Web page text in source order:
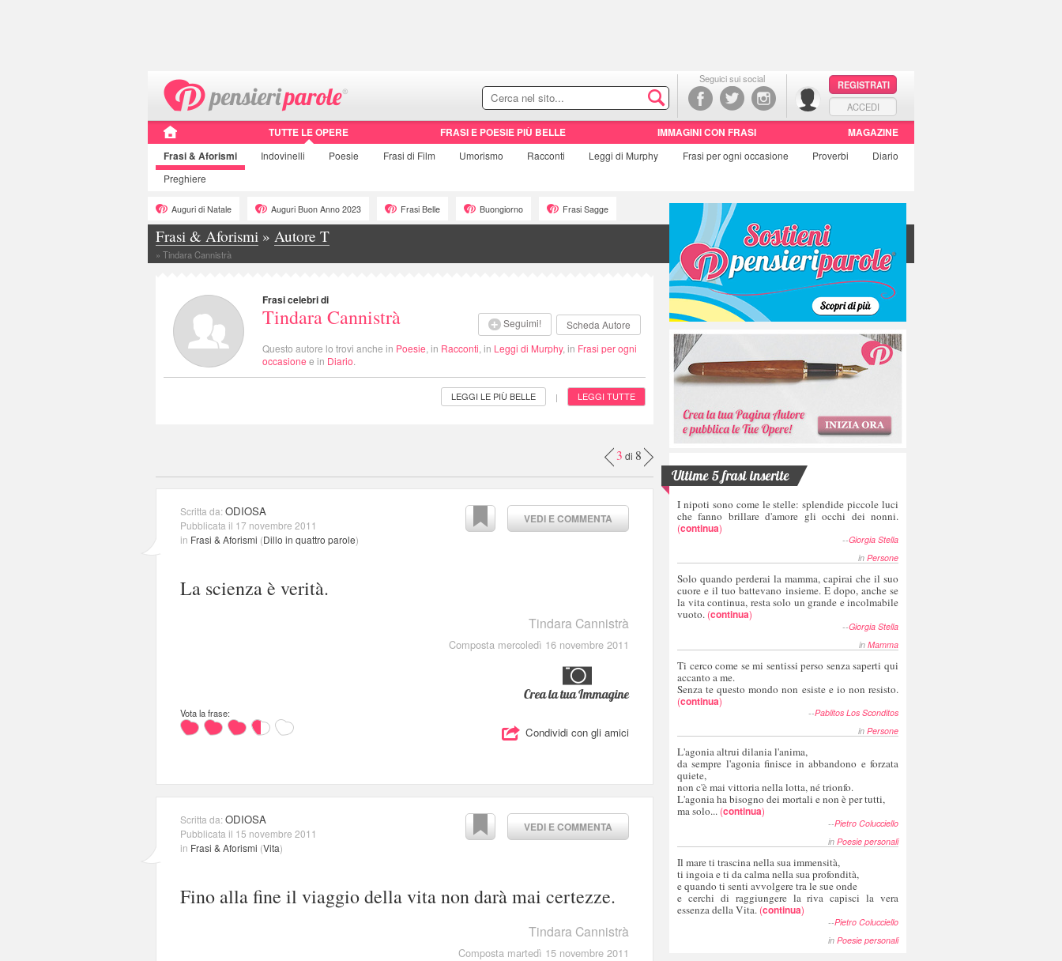
Seguici sui social
REGISTRATI
ACCEDI
TUTTE LE OPERE FRASI E POESIE PIÙ BELLE IMMAGINI CON FRASI
MAGAZINE
Frasi& Aforismi Indovinelli Poesie Frasi di Film Umorismo Racconti Leggi di Murphy Frasi per ogni occasione Proverbi
Diario
Preghiere
Auguri di Natale Auguri Buon Anno 2023 Frasi Belle Buongiorno Frasi Sagge
Frasi & Aforismi » Autore T
» Tindara Cannistrà
Seguimi! Scheda Autore
Frasi celebri di
Tindara Cannistrà
Questo autore lo trovi anche in Poesie , in Racconti , in Leggi di Murphy, in Frasi per ogni
occasione e in Diario
LEGGI LE PIÙ BELLE | LEGGI TUTTE
3 di 8
VEDI E COMMENTA
Scritta da:ODIOSA
Pubblicata il 17 novembre 2011
in Frasi & Aforismi (Dillo in quattro parole)
La scienza è verità.
Tindara Cannistrà
Composta mercoledì 16 novembre 2011
Crea la tua Immagine
Vota la frase:
Condividi con gli amici
VEDI E COMMENTA
Scritta da:ODIOSA
Pubblicata il 15 novembre 2011
in Frasi & Aforismi (Vita)
Fino alla fine il viaggio della vita non darà mai certezze.
Tindara Cannistrà
Composta martedì 15 novembre 2011
Ultime 5 frasi inserite
I nipoti sono come le stelle: splendide piccole luci
che fanno brillare d'amore gli occhi dei nonni.
(continua)
--Giorgia Stella
in Persone
Solo quando perderai la mamma, capirai che il suo
cuore e il tuo battevano insieme. E dopo, anche se
la vita continua, resta solo un grande e incolmabile
vuoto. (continua)
--Giorgia Stella
in Mamma
Ti cerco come se mi sentissi perso senza saperti qui
accanto a me.
Senza te questo mondo non esiste e io non resisto.
(continua)
--Pablitos Los Sconditos
in Persone
L'agonia altrui dilania l'anima,
da sempre l'agonia finisce in abbandono e forzata
quiete,
non c'è mai vittoria nella lotta, né trionfo.
L'agonia ha bisogno dei mortali e non è per tutti,
ma solo... (continua)
--Pietro Colucciello
in Poesie personali
Il mare ti trascina nella sua immensità,
ti ingoia e ti da calma nella sua profondità,
e quando ti senti avvolgere tra le sue onde
e cerchi di raggiungere la riva capisci la vera
essenza della Vita. (continua)
--Pietro Colucciello
in Poesie personali